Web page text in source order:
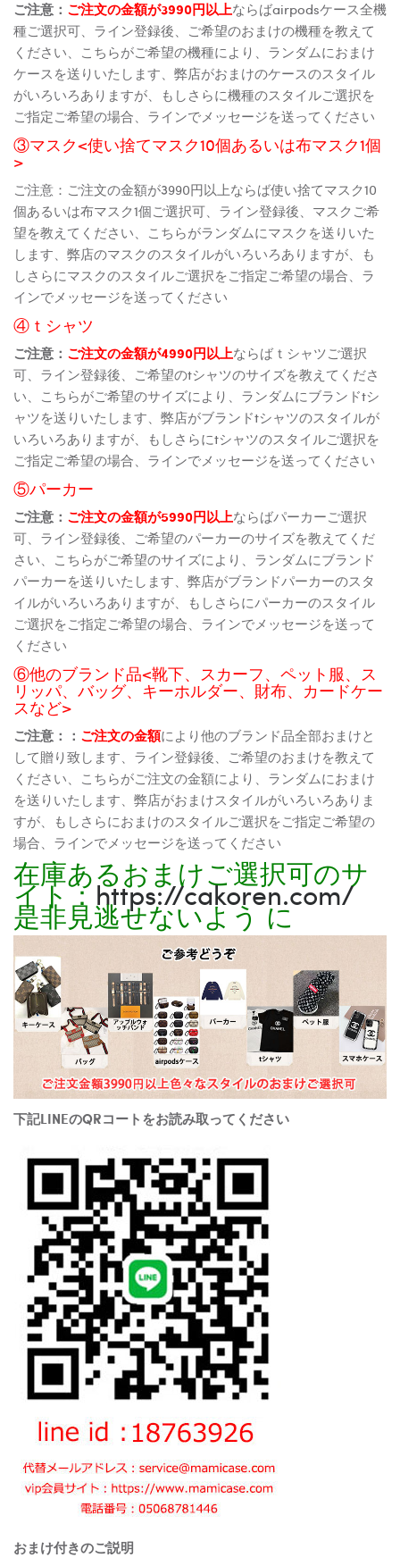
ご注意： ご注文の金額が3990円以上ならばairpodsケース全機
種ご選択可、ライン登録後、ご希望のおまけの機種を教えて
ください、こちらがご希望の機種により、ランダムにおまけ
ケースを送りいたします、弊店がおまけのケースのスタイル
がいろいろありますが、もしさらに機種のスタイルご選択を
ご指定ご希望の場合、ラインでメッセージを送ってください
③マスク<使い捨てマスク10個あるいは布マスク1個
>
ご注意：ご注文の金額が3990円以上ならば使い捨てマスク10
個あるいは布マスク1個ご選択可、ライン登録後、マスクご希
望を教えてください、こちらがランダムにマスクを送りいた
します、弊店のマスクのスタイルがいろいろありますが、も
しさらにマスクのスタイルご選択をご指定ご希望の場合、ラ
インでメッセージを送ってください
④ｔシャツ
ご注意： ご注文の金額が4990円以上ならばｔシャツご選択
可、ライン登録後、ご希望のtシャツのサイズを教えてくださ
い、こちらがご希望のサイズにより、ランダムにブランドtシ
ャツを送りいたします、弊店がブランドtシャツのスタイルが
いろいろありますが、もしさらにtシャツのスタイルご選択を
ご指定ご希望の場合、ラインでメッセージを送ってください
⑤パーカー
ご注意： ご注文の金額が5990円以上ならばパーカーご選択
可、ライン登録後、ご希望のパーカーのサイズを教えてくだ
さい、こちらがご希望のサイズにより、ランダムにブランド
パーカーを送りいたします、弊店がブランドパーカーのスタ
イルがいろいろありますが、もしさらにパーカーのスタイル
ご選択をご指定ご希望の場合、ラインでメッセージを送って
ください
⑥他のブランド品<靴下、スカーフ、ペット服、ス
リッパ、バッグ、キーホルダー、財布、カードケー
スなど>
ご注意：： ご注文の金額により他のブランド品全部おまけと
して贈り致します、ライン登録後、ご希望のおまけを教えて
ください、こちらがご注文の金額により、ランダムにおまけ
を送りいたします、弊店がおまけスタイルがいろいろありま
すが、もしさらにおまけのスタイルご選択をご指定ご希望の
場合、ラインでメッセージを送ってください
在庫あるおまけご選択可のサ
イト：https://cakoren.com/
是非見逃せないよう に
下記LINEのQRコートをお読み取ってください
おまけ付きのご説明